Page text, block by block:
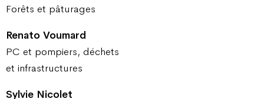
Forêts et pâturages
Renato Voumard
PC et pompiers, déchets
et infrastructures
Sylvie Nicolet